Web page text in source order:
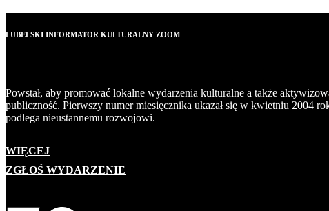
LUBELSKI INFORMATOR KULTURALNY ZOOM
Powstał, aby promować lokalne wydarzenia kulturalne a także
publiczność. Pierwszy numer miesięcznika ukazał się w kwietniu 2004
podlega nieustannemu rozwojowi.
WIĘCEJ
ZGŁOŚ WYDARZENIE